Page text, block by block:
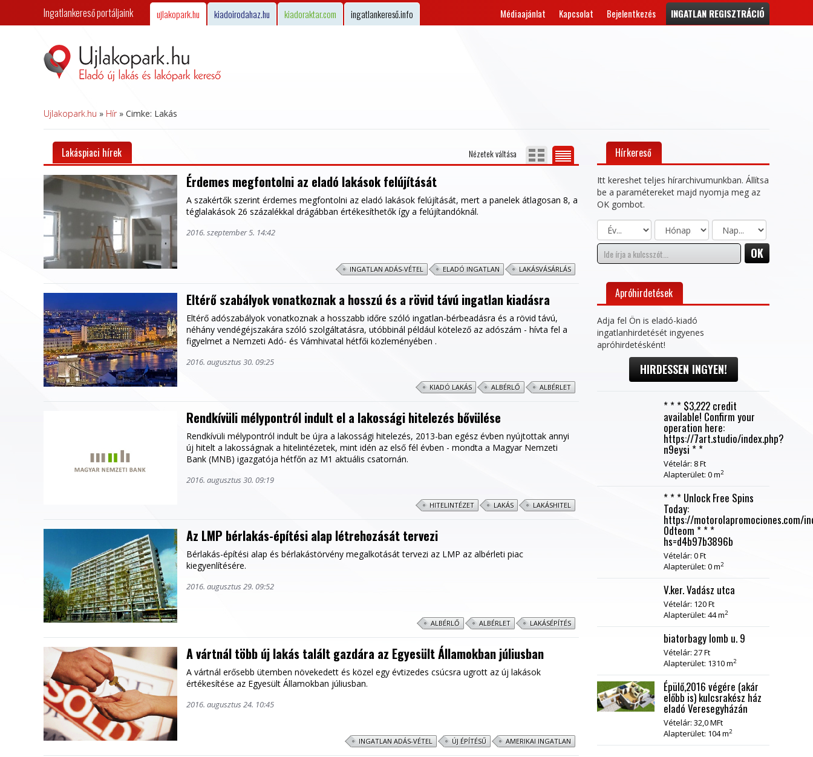
Ingatlankereső portáljaink ujlakopark.hu kiadoirodahaz.hu kiadoraktar.com ingatlankereső.info Médiaajánlat Kapcsolat Bejelentkezés INGATLAN REGISZTRÁCIÓ
Ujlakopark.hu » Hír» Cimke: Lakás
Lakáspiaci hírek Nézetek váltása
Érdemes megfontolni az eladó lakások felújítását
A szakértők szerint érdemes megfontolni az eladó lakások felújítását, mert a panelek átlagosan 8, a
téglalakások 26 százalékkal drágábban értékesíthetők így a felújítandóknál.
2016. szeptember 5. 14:42
INGATLAN ADÁS-VÉTEL ELADÓ INGATLAN LAKÁSVÁSÁRLÁS
Eltérő szabályok vonatkoznak a hosszú és a rövid távú ingatlan kiadásra
Eltérő adószabályok vonatkoznak a hosszabb időre szóló ingatlan-bérbeadásra és a rövid távú,
néhány vendégéjszakára szóló szolgáltatásra, utóbbinál például kötelező az adószám - hívta fel a
figyelmet a Nemzeti Adó- és Vámhivatal hétfői közleményében .
2016. augusztus 30. 09:25
KIADÓ LAKÁS ALBÉRLŐ ALBÉRLET
Rendkívüli mélypontról indult el a lakossági hitelezés bővülése
Rendkívüli mélypontról indult be újra a lakossági hitelezés, 2013-ban egész évben nyújtottak annyi
új hitelt a lakosságnak a hitelintézetek, mint idén az első fél évben - mondta a Magyar Nemzeti
Bank (MNB) igazgatója hétfőn az M1 aktuális csatornán.
2016. augusztus 30. 09:19
HITELINTÉZET LAKÁS LAKÁSHITEL
Az LMP bérlakás-építési alap létrehozását tervezi
Bérlakás-építési alap és bérlakástörvény megalkotását tervezi az LMP az albérleti piac
kiegyenlítésére.
2016. augusztus 29. 09:52
ALBÉRLŐ ALBÉRLET LAKÁSÉPÍTÉS
A vártnál több új lakás talált gazdára az Egyesült Államokban júliusban
A vártnál erősebb ütemben növekedett és közel egy évtizedes csúcsra ugrott az új lakások
értékesítése az Egyesült Államokban júliusban.
2016. augusztus 24. 10:45
INGATLAN ADÁS-VÉTEL ÚJ ÉPÍTÉSŰ AMERIKAI INGATLAN
Hírkereső
Itt kereshet teljes hírarchivumunkban. Állítsa
be a paramétereket majd nyomja meg az
OK gombot.
Apróhirdetések
Adja fel Ön is eladó-kiadó
ingatlanhirdetését ingyenes
apróhirdetésként!
HIRDESSEN INGYEN!
* * * $3,222 credit
available! Confirm your
operation here:
https://7art.studio/index.php?
n9eysi * *
Vételár: 8 Ft
Alapterület: 0 m2
* * * Unlock Free Spins
Today:
https://motorolapromociones.com/
0dteom * * *
hs=d4b97b3896b
Vételár: 0 Ft
Alapterület: 0 m2
V.ker. Vadász utca
Vételár: 120 Ft
Alapterület: 44 m2
biatorbagy lomb u. 9
Vételár: 27 Ft
Alapterület: 1310 m2
Épülő,2016 végére (akár
előbb is) kulcsrakész ház
eladó Veresegyházán
Vételár: 32,0 MFt
Alapterület: 104 m2